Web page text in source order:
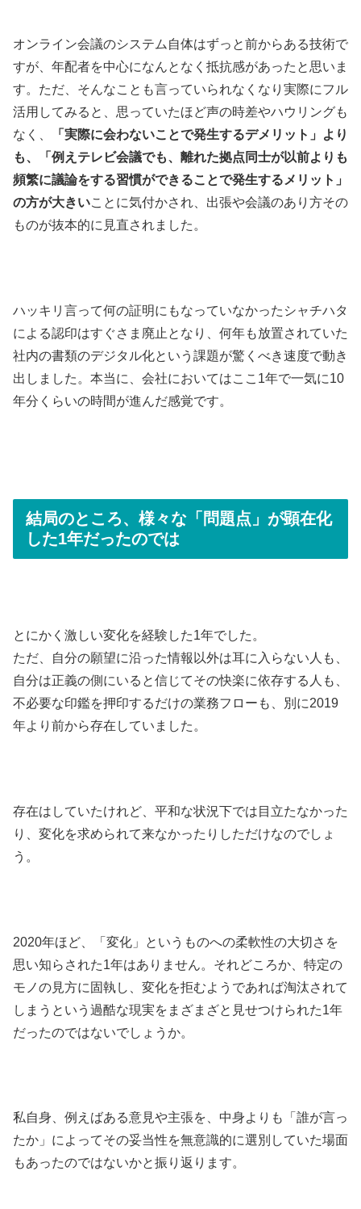
オンライン会議のシステム自体はずっと前からある技術で
すが、年配者を中心になんとなく抵抗感があったと思いま
す。ただ、そんなことも言っていられなくなり実際にフル
活用してみると、思っていたほど声の時差やハウリングも
なく、
「実際に会わないことで発生するデメリット」より
も、「例えテレビ会議でも、離れた拠点同士が以前よりも
頻繁に議論をする習慣ができることで発生するメリット」
の方が大きいことに気付かされ、出張や会議のあり方その
ものが抜本的に見直されました。
ハッキリ言って何の証明にもなっていなかったシャチハタ
による認印はすぐさま廃止となり、何年も放置されていた
社内の書類のデジタル化という課題が驚くべき速度で動き
出しました。本当に、会社においてはここ1年で一気に10
年分くらいの時間が進んだ感覚です。
結局のところ、様々な「問題点」が顕在化
した1年だったのでは
とにかく激しい変化を経験した1年でした。
ただ、自分の願望に沿った情報以外は耳に入らない人も、
自分は正義の側にいると信じてその快楽に依存する人も、
不必要な印鑑を押印するだけの業務フローも、別に2019
年より前から存在していました。
存在はしていたけれど、平和な状況下では目立たなかった
り、変化を求められて来なかったりしただけなのでしょ
う。
2020年ほど、「変化」というものへの柔軟性の大切さを
思い知らされた1年はありません。それどころか、特定の
モノの見方に固執し、変化を拒むようであれば淘汰されて
しまうという過酷な現実をまざまざと見せつけられた1年
だったのではないでしょうか。
私自身、例えばある意見や主張を、中身よりも「誰が言っ
たか」によってその妥当性を無意識的に選別していた場面
もあったのではないかと振り返ります。